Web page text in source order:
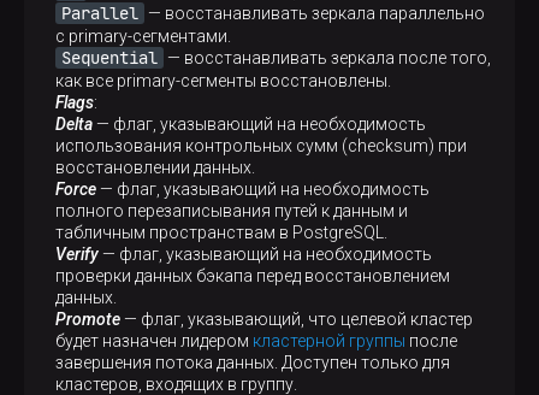
Parallel — восстанавливать зеркала параллельно
с primary-сегментами.
Sequential — восстанавливать зеркала после того,
как все primary-сегменты восстановлены.
Flags:
Delta— флаг, указывающий на необходимость
использования контрольных сумм (checksum) при
восстановлении данных.
Force— флаг, указывающий на необходимость
полного перезаписывания путей к данным и
табличным пространствам в PostgreSQL.
Verify— флаг, указывающий на необходимость
проверки данных бэкапа перед восстановлением
данных.
Promote— флаг, указывающий, что целевой кластер
будет назначен лидером кластерной группы после
завершения потока данных. Доступен только для
кластеров, входящих в группу.